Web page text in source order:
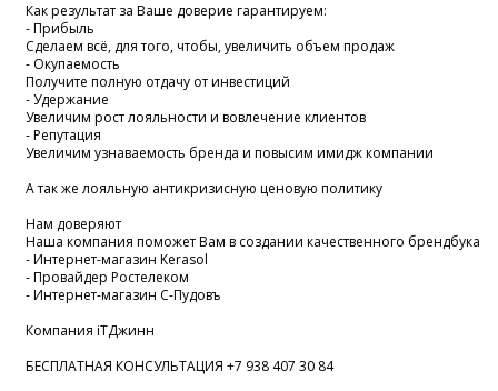
Как результат за Ваше доверие гарантируем:
- Прибыль
Сделаем всё, для того, чтобы, увеличить объем продаж
- Окупаемость
Получите полную отдачу от инвестиций
- Удержание
Увеличим рост лояльности и вовлечение клиентов
- Репутация
Увеличим узнаваемость бренда и повысим имидж компании
А так же лояльную антикризисную ценовую политику
Нам доверяют
Наша компания поможет Вам в создании качественного брендбука
- Интернет-магазин Kerasol
- Провайдер Ростелеком
- Интернет-магазин С-Пудовъ
Компания iTДжинн
БЕСПЛАТНАЯ КОНСУЛЬТАЦИЯ +7 938 407 30 84